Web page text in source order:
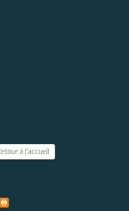
à l'accueil